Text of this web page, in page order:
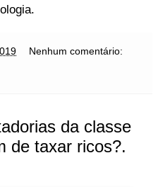
Nenhum comentário:
da classe
de taxar ricos?.